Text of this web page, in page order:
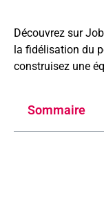
Découvrez sur
la fidélisation du
construisez une
Sommaire